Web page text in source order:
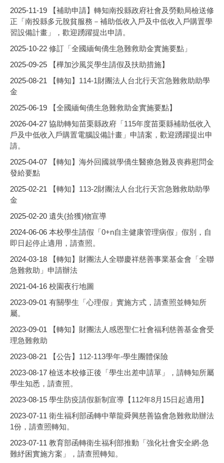
2025-11-19
【補助申請】轉知南投縣政府社會及勞動局檢送修
正「南投縣多元脫貧服務－補助低收入戶及中低收入戶購置學
習設備計畫」，歡迎踴躍提出申請。
2025-10-22 修訂「全國緬甸僑生急難救助金實施要點」
2025-09-25
【樺加沙風災學生請假及扶助措施】
2025-08-21
【轉知】114-1財團法人台北行天宮急難救助助學
金
2025-06-19
【全國緬甸僑生急難救助金實施要點】
2026-04-27 協助轉知苗栗縣政府「115年度苗栗縣補助低收入
戶及中低收入戶購置電腦設備計畫」申請案，歡迎踴躍提出申
請。
2025-04-07
【轉知】海外回國就學僑生醫療急難及喪葬慰問金
發給要點
2025-02-21
【轉知】113-2財團法人台北行天宮急難救助助學
金
2025-02-20 遺失(拾獲)物宣導
2024-06-06 本校學生請假「0+n自主健康管理病假」假別，自
即日起停止適用，請查照。
2024-03-18
【轉知】財團法人全聯慶祥慈善事業基金會「全聯
急難救助」申請辦法
2021-04-16 校園夜行地圖
2023-09-01 有關學生「心理假」實施方式，請查照並轉知所
屬。
2023-09-01
【轉知】財團法人感恩聖仁社會福利慈善基金會受
理急難救助
2023-08-21
【公告】112-113學年-學生團體保險
2023-08-17 檢送本校修正後「學生出差申請單」，請轉知所屬
學生知悉，請查照。
2023-08-15 學生防疫請假新制宣導【112年8月15日起適用】
2023-07-11 衛生福利部函轉中華龍舜興慈善協會急難救助辦法
1份，請查照轉知。
2023-07-11 教育部函轉衛生福利部推動「強化社會安全網-急
難紓困實施方案」，請查照轉知。